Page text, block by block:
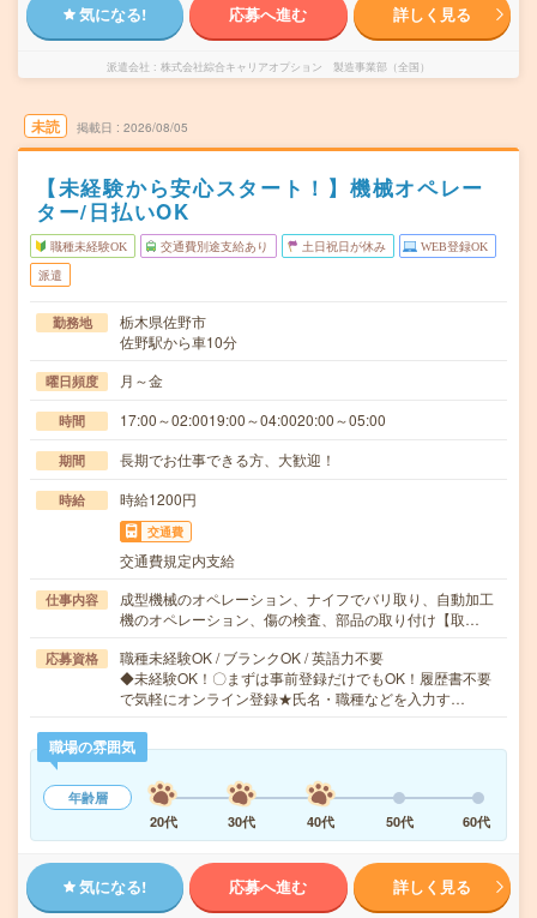
気になる! 応募へ進む 詳しく見る
派遣会社 株式会社綜合キャリアオプション 製造事業部（全国）
未読 掲載日 2026/08/05
【未経験から安心スタート！】機械オペレー
ター/日払いOK
職種未経験OK 交通費別途支給あり 土日祝日が休み WEB登録OK
派遣
勤務地
栃木県佐野市
佐野駅から車10分
曜日頻度 月～金
時間 17:00～02:0019:00～04:0020:00～05:00
期間 長期でお仕事できる方、大歓迎！
時給 時給1200円
交通費
交通費規定内支給
仕事内容
成型機械のオペレーション、ナイフでバリ取り、自動加工
機のオペレーション、傷の検査、部品の取り付け【取…
応募資格
職種未経験OK / ブランクOK / 英語力不要
◆未経験OK！〇まずは事前登録だけでもOK！履歴書不要
で気軽にオンライン登録★氏名・職種などを入力す…
職場の雰囲気
年齢層
20代
30代 40代 50代 60代
気になる! 応募へ進む 詳しく見る